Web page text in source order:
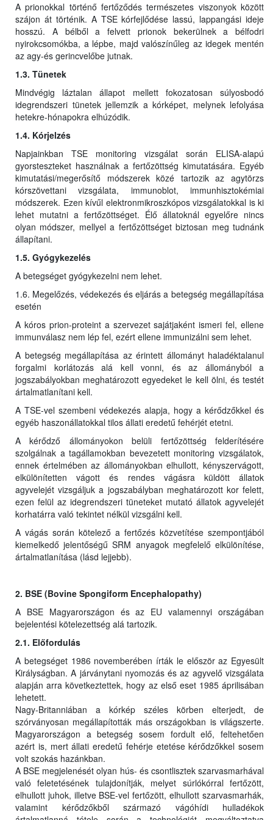
A prionokkal történő fertőződés természetes viszonyok között
szájon át történik. A TSE kórfejlődése lassú, lappangási ideje
hosszú. A bélből a felvett prionok bekerülnek a bélfodri
nyirokcsomókba, a lépbe, majd valószínűleg az idegek mentén
az agy-és gerincvelőbe jutnak.
1.3. Tünetek
Mindvégig láztalan állapot mellett fokozatosan súlyosbodó
idegrendszeri tünetek jellemzik a kórképet, melynek lefolyása
hetekre-hónapokra elhúzódik.
1.4. Kórjelzés
Napjainkban TSE monitoring vizsgálat során ELISA-alapú
gyorsteszteket használnak a fertőzöttség kimutatására. Egyéb
kimutatási/megerősítő módszerek közé tartozik az agytörzs
kórszövettani vizsgálata, immunoblot, immunhisztokémiai
módszerek. Ezen kívűl elektronmikroszkópos vizsgálatokkal is ki
lehet mutatni a fertőzöttséget. Élő állatoknál egyelőre nincs
olyan módszer, mellyel a fertőzöttséget biztosan meg tudnánk
állapítani.
1.5. Gyógykezelés
A betegséget gyógykezelni nem lehet.
1.6. Megelőzés, védekezés és eljárás a betegség megállapítása
esetén
A kóros prion-proteint a szervezet sajátjaként ismeri fel, ellene
immunválasz nem lép fel, ezért ellene immunizálni sem lehet.
A betegség megállapítása az érintett állományt haladéktalanul
forgalmi korlátozás alá kell vonni, és az állományból a
jogszabályokban meghatározott egyedeket le kell ölni, és testét
ártalmatlanítani kell.
A TSE-vel szembeni védekezés alapja, hogy a kérődzőkkel és
egyéb haszonállatokkal tilos állati eredetű fehérjét etetni.
A kérődző állományokon belüli fertőzöttség felderítésére
szolgálnak a tagállamokban bevezetett monitoring vizsgálatok,
ennek értelmében az állományokban elhullott, kényszervágott,
elkülönítetten vágott és rendes vágásra küldött állatok
agyvelejét vizsgáljuk a jogszabályban meghatározott kor felett,
ezen felül az idegrendszeri tüneteket mutató állatok agyvelejét
korhatárra való tekintet nélkül vizsgálni kell.
A vágás során kötelező a fertőzés közvetítése szempontjából
kiemelkedő jelentőségű SRM anyagok megfelelő elkülönítése,
ártalmatlanítása (lásd lejjebb).
2. BSE (Bovine Spongiform Encephalopathy)
A BSE Magyarországon és az EU valamennyi országában
bejelentési kötelezettség alá tartozik.
2.1. Előfordulás
A betegséget 1986 novemberében írták le először az Egyesült
Királyságban. A járványtani nyomozás és az agyvelő vizsgálata
alapján arra következtettek, hogy az első eset 1985 áprilisában
lehetett.
Nagy-Britanniában a kórkép széles körben elterjedt, de
szórványosan megállapították más országokban is világszerte.
Magyarországon a betegség sosem fordult elő, feltehetően
azért is, mert állati eredetű fehérje etetése kérődzőkkel sosem
volt szokás hazánkban.
A BSE megjelenését olyan hús- és csontlisztek szarvasmarhával
való feletetésének tulajdonítják, melyet súrlókórral fertőzött,
elhullott juhok, illetve BSE-vel fertőzött, elhullott szarvasmarhák,
valamint kérődzőkből származó vágóhídi hulladékok